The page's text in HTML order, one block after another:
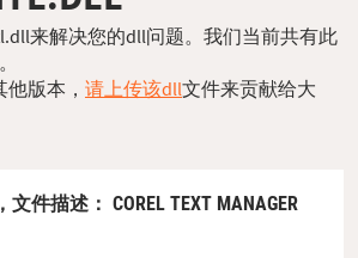
来解决您的dll问题。我们当前共有此
版本， 请上传该dll文件来贡献给大
文件描述 ： COREL TEXT MANAGER